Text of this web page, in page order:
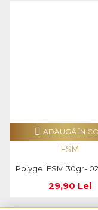
FSM
Polygel FSM 30gr-
29,90 Lei
ADAUGĂ ÎN